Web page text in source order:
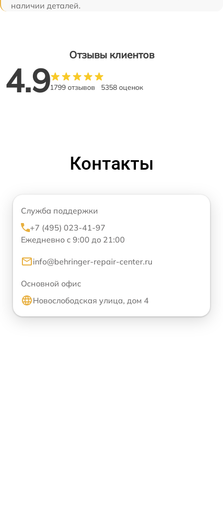
наличии деталей.
Отзывы клиентов
4.91799 отзывов 5358 оценок
Контакты
Служба поддержки
+7 (495) 023-41-97
Ежедневно с 9:00 до 21:00
info@behringer-repair-center.ru
Основной офис
Новослободская улица, дом 4